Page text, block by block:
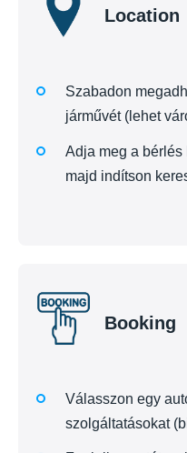
Location
Szabadon
járművét (lehet
Adja meg a bérlés
majd indítson
Booking
Válasszon egy
szolgáltatásokat